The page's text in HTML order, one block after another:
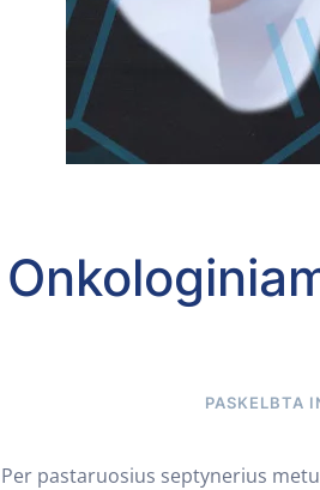
PASKELBTA
Per pastaruosius septynerius